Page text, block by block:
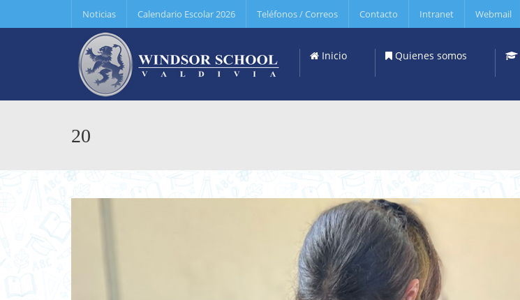
Noticias Calendario Escolar 2026 Teléfonos / Correos Contacto Intranet Webmail
Inicio Quienes somos
20